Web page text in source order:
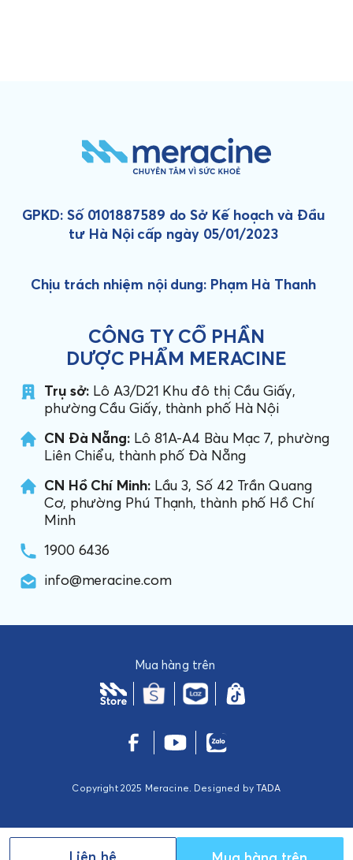
GPKD: Số 0101887589 do Sở Kế hoạch và Đầu
tư Hà Nội cấp ngày 05/01/2023
Chịu trách nhiệm nội dung: Phạm Hà Thanh
CÔNG TY CỔ PHẦN
DƯỢC PHẨM MERACINE
Trụ sở: Lô A3/D21 Khu đô thị Cầu Giấy,
phường Cầu Giấy, thành phố Hà Nội
CN Đà Nẵng: Lô 81A-A4 Bàu Mạc 7, phường
Liên Chiểu, thành phố Đà Nẵng
CN Hồ Chí Minh:Lầu 3, Số 42 Trần Quang
Cơ, phường Phú Thạnh, thành phố Hồ Chí
Minh
1900 6436
info@meracine.com
Copyright 2025 Meracine. Designed by TADA
Mua hàng trên
Liên hệ